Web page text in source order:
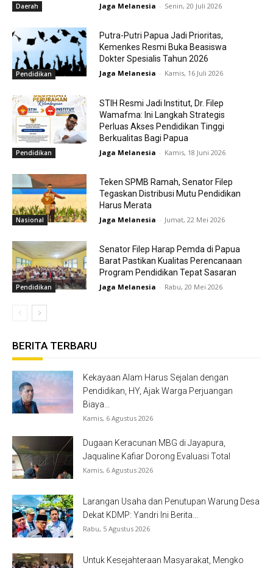
Daerah Jaga Melanesia - Senin, 20 Juli 2026
Pendidikan
Putra-Putri Papua Jadi Prioritas,
Kemenkes Resmi Buka Beasiswa
Dokter Spesialis Tahun 2026
Jaga Melanesia - Kamis, 16 Juli 2026
Pendidikan
STIH Resmi Jadi Institut, Dr. Filep
Wamafma: Ini Langkah Strategis
Perluas Akses Pendidikan Tinggi
Berkualitas Bagi Papua
Jaga Melanesia - Kamis, 18 Juni 2026
Nasional
Teken SPMB Ramah, Senator Filep
Tegaskan Distribusi Mutu Pendidikan
Harus Merata
Jaga Melanesia - Jumat, 22 Mei 2026
Pendidikan
Senator Filep Harap Pemda di Papua
Barat Pastikan Kualitas Perencanaan
Program Pendidikan Tepat Sasaran
Jaga Melanesia - Rabu, 20 Mei 2026
BERITA TERBARU
Kekayaan Alam Harus Sejalan dengan
Pendidikan, HY, Ajak Warga Perjuangan
Biaya...
Kamis, 6 Agustus 2026
Dugaan Keracunan MBG di Jayapura,
Jaqualine Kafiar Dorong Evaluasi Total
Kamis, 6 Agustus 2026
Larangan Usaha dan Penutupan Warung Desa
Dekat KDMP: Yandri Ini Berita...
Rabu, 5 Agustus 2026
Untuk Kesejahteraan Masyarakat, Mengko